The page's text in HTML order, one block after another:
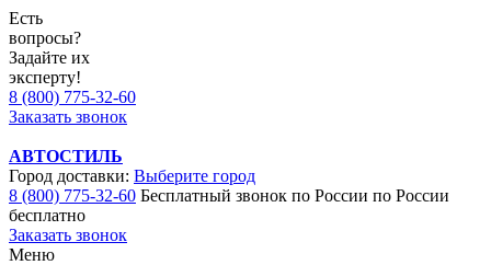
Есть
вопросы?
Задайте их
эксперту!
8 (800) 775-32-60
Заказать звонок
АВТОСТИЛЬ
Город доставки: Выберите город
8 (800) 775-32-60 Бесплатный звонок по России по России
бесплатно
Заказать звонок
Меню